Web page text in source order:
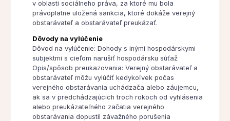
v oblasti sociálneho práva, za ktoré mu bola
právoplatne uložená sankcia, ktoré dokáže verejný
obstarávateľ a obstarávateľ preukázať.
Dôvody na vylúčenie
Dôvod na vylúčenie: Dohody s inými hospodárskymi
subjektmi s cieľom narušiť hospodársku súťaž
Opis/spôsob preukazovania: Verejný obstarávateľ a
obstarávateľ môžu vylúčiť kedykoľvek počas
verejného obstarávania uchádzača alebo záujemcu,
ak sa v predchádzajúcich troch rokoch od vyhlásenia
alebo preukázateľného začatia verejného
obstarávania dopustil závažného porušenia